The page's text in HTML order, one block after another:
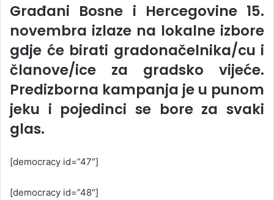
Građani Bosne i Hercegovine 15.
novembra izlaze na lokalne izbore
gdje će birati gradonačelnika/cu i
članove/ice za gradsko vijeće.
Predizborna kampanja je u punom
jeku i pojedinci se bore za svaki
glas.
[democracy id=”47″]
[democracy id=”48″]